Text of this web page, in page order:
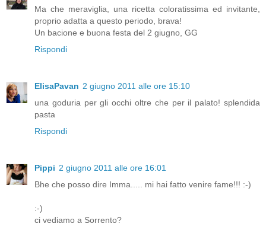
Ma che meraviglia, una ricetta coloratissima ed invitante,
proprio adatta a questo periodo, brava!
Un bacione e buona festa del 2 giugno, GG
Rispondi
ElisaPavan 2 giugno 2011 alle ore 15:10
una goduria per gli occhi oltre che per il palato! splendida
pasta
Rispondi
Pippi 2 giugno 2011 alle ore 16:01
Bhe che posso dire Imma..... mi hai fatto venire fame!!! :-)
:-)
ci vediamo a Sorrento?